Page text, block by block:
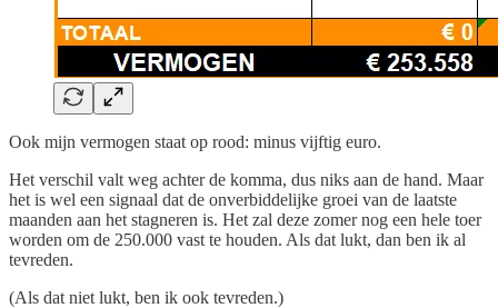
Ook mijn vermogen staat op rood: minus vijftig euro.
Het verschil valt weg achter de komma, dus niks aan de hand. Maar
het is wel een signaal dat de onverbiddelijke groei van de laatste
maanden aan het stagneren is. Het zal deze zomer nog een hele toer
worden om de 250.000 vast te houden. Als dat lukt, dan ben ik al
tevreden.
(Als dat niet lukt, ben ik ook tevreden.)